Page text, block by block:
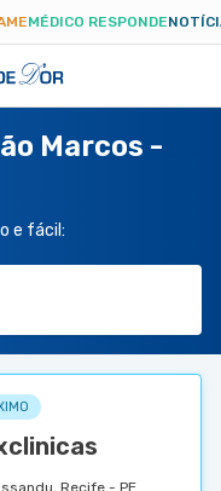
MÉDICO RESPONDE
Marcos -
e fácil:
Recife - PE